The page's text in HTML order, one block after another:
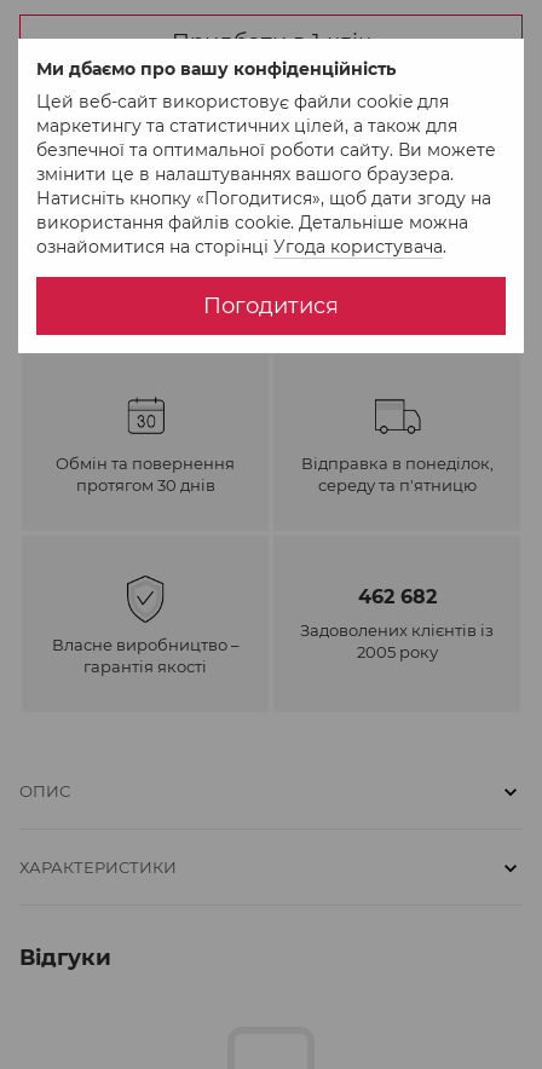
Ми дбаємо про вашу конфіденційність
Цей веб-сайт використовує файли cookie для
маркетингу та статистичних цілей, а також для
безпечної та оптимальної роботи сайту. Ви можете
змінити це в налаштуваннях вашого браузера.
Натисніть кнопку «Погодитися», щоб дати згоду на
використання файлів cookie. Детальніше можна
ознайомитися на сторінці Угода користувача.
Погодитися
Придбати в 1 клік
До обраного Порівняти
Обмін та повернення
протягом 30 днів
Відправка в понеділок,
середу та п'ятницю
Власне виробництво –
гарантія якості
462 682
Задоволених клієнтів із
2005 року
ОПИС
ХАРАКТЕРИСТИКИ
Відгуки